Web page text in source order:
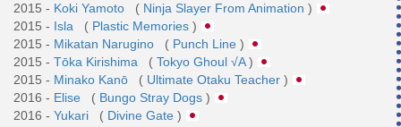
2015 - Koki Yamoto ( Ninja Slayer From Animation )
2015 - Isla ( Plastic Memories )
2015 - Mikatan Narugino ( Punch Line )
2015 - Tōka Kirishima ( Tokyo Ghoul √A)
2015 - Minako Kanō ( Ultimate Otaku Teacher )
2016 - Elise ( Bungo Stray Dogs )
2016 - Yukari ( Divine Gate )